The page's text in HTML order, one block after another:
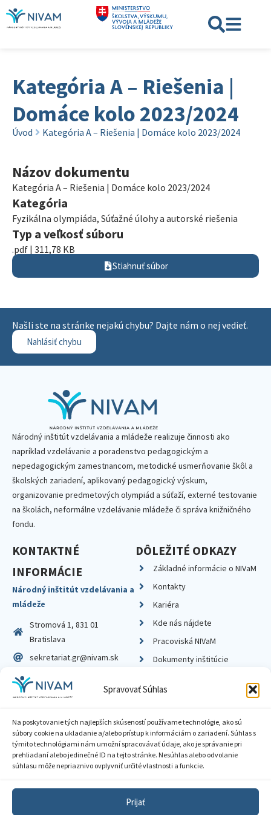
Spravovať Súhlas
Na poskytovanie tých najlepších skúseností používame technológie, ako sú
súbory cookie na ukladanie a/alebo prístup k informáciám o zariadení. Súhlas s
týmito technológiami nám umožní spracovávať údaje, ako je správanie pri
prehliadaní alebo jedinečné ID na tejto stránke. Nesúhlas alebo odvolanie
súhlasu môže nepriaznivo ovplyvniť určité vlastnosti a funkcie.
Prijať
Kategória A – Riešenia |
Domáce kolo 2023/2024
Úvod Kategória A – Riešenia | Domáce kolo 2023/2024
Názov dokumentu
Kategória A – Riešenia | Domáce kolo 2023/2024
Kategória
Fyzikálna olympiáda, Súťažné úlohy a autorské riešenia
Typ a veľkosť súboru
.pdf | 311,78 KB
Stiahnuť súbor
Našli ste na stránke nejakú chybu? Dajte nám o nej vedieť.
Nahlásiť chybu
Národný inštitút vzdelávania a mládeže realizuje činnosti ako
napríklad vzdelávanie a poradenstvo pedagogickým a
nepedagogickým zamestnancom, metodické usmerňovanie škôl a
školských zariadení, aplikovaný pedagogický výskum,
organizovanie predmetových olympiád a súťaží, externé testovanie
na školách, neformálne vzdelávanie mládeže či správa knižničného
fondu.
KONTAKTNÉ
INFORMÁCIE
Národný inštitút vzdelávania a
mládeže
Stromová 1, 831 01
Bratislava
sekretariat.gr@nivam.sk
IČO: 00164348
DIČ: 2020798714
DÔLEŽITÉ ODKAZY
Základné informácie o NIVaM
Kontakty
Kariéra
Kde nás nájdete
Pracoviská NIVaM
Dokumenty inštitúcie
Zásady ochrany súkromia
Sprístupnenie informácií